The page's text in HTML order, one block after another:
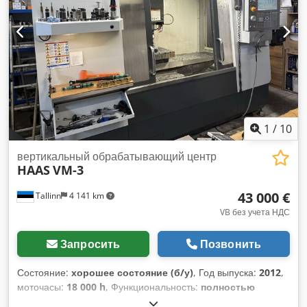
1 / 10
Tallinn 4 141 km
вертикальный обрабатывающий центр
HAASVM-3
43 000 €
VB без учета НДС
Запросить Позвонить
Состояние: хорошее состояние (б/у), Год выпуска: 2012,
моточасы: 18 000 h, Функциональность: полностью
, номер машины/транспортного средства: